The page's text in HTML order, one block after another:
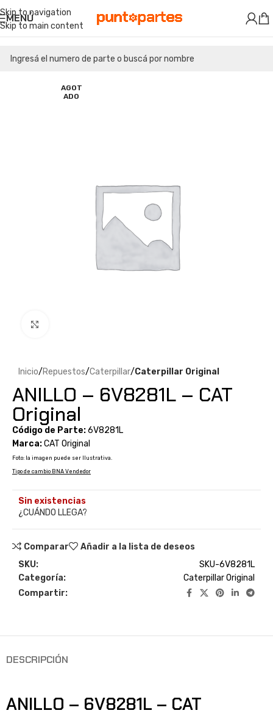
Skip to navigation
Skip to main content
MENÚ
AGOT
ADO
Inicio Repuestos Caterpillar Caterpillar Original
ANILLO – 6V8281L – CAT
Original
Código de Parte:6V8281L
Marca:CAT Original
Foto: la imagen puede ser Ilustrativa.
Tipo de cambio BNA Vendedor
Sin existencias
¿CUÁNDO LLEGA?
Comparar
Añadir a la lista de deseos
SKU:
SKU-6V8281L
Categoría:
Caterpillar Original
Compartir:
DESCRIPCIÓN
ANILLO – 6V8281L – CAT